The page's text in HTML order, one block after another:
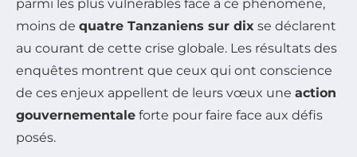
parmi les plus vulnérables face à ce phénomène,
moins de quatre Tanzaniens sur dix se déclarent
au courant de cette crise globale. Les résultats des
enquêtes montrent que ceux qui ont conscience
de ces enjeux appellent de leurs vœux une action
gouvernementale forte pour faire face aux défis
posés.